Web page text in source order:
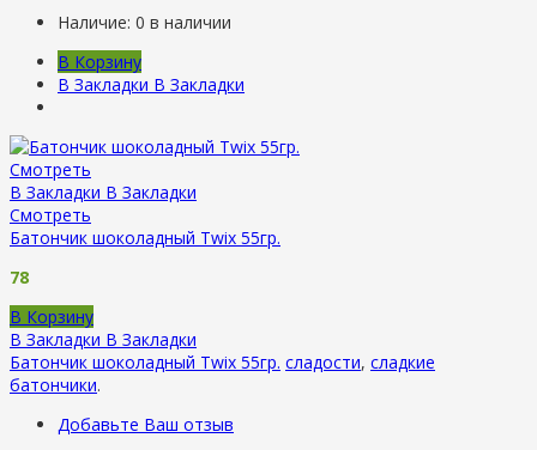
Наличие: 0 в наличии
В Корзину
В Закладки В Закладки
Смотреть
В Закладки В Закладки
Смотреть
Батончик шоколадный Twix 55гр.
78
В Корзину
В Закладки В Закладки
Батончик шоколадный Twix 55гр. сладости, сладкие
батончики.
Добавьте Ваш отзыв